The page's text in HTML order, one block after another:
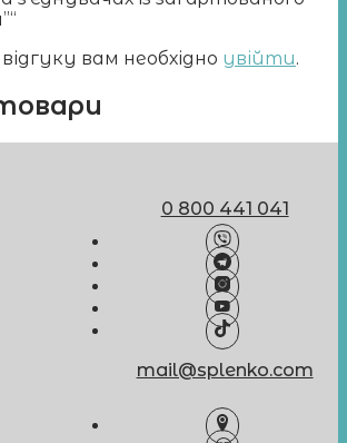
вам необхідно увійти.
0 800 441 041
mail@splenko.com